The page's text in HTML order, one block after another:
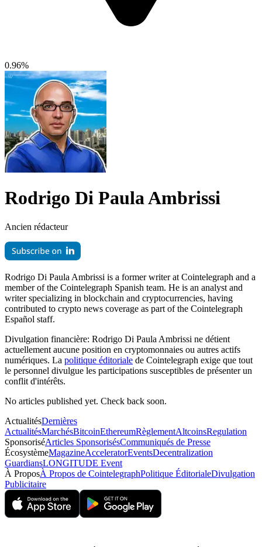
0.96%
Rodrigo Di Paula Ambrissi
Ancien rédacteur
Rodrigo Di Paula Ambrissi is a former writer at Cointelegraph and a
member of the Cointelegraph Spanish team. He is an analyst and
writer specializing in blockchain and cryptocurrencies, having
contributed to crypto news coverage as part of the Cointelegraph
Español staff.
Divulgation financière: Rodrigo Di Paula Ambrissi ne détient
actuellement aucune position en cryptomonnaies ou autres actifs
numériques. La politique éditoriale de Cointelegraph exige que tout
le personnel divulgue les participations susceptibles de présenter un
conflit d'intérêts.
No articles published yet. Check back soon.
ActualitésDernières
ActualitésMarchésBitcoinEthereumRèglementAltcoinsRegulation
SponsoriséArticles SponsorisésCommuniqués de Presse
ÉcosystèmeMagazineAcceleratorEventsDecentralization
GuardiansLONGITUDE Event
À ProposÀ Propos de CointelegraphPolitique ÉditorialeDivulgation
Publicitaire